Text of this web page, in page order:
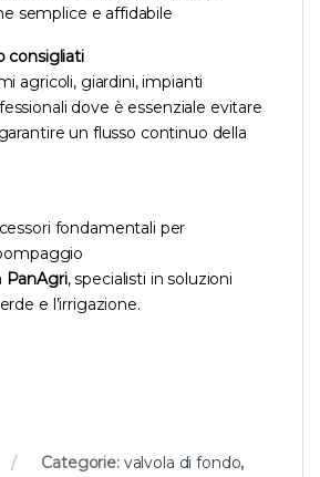
semplice e affidabile
consigliati
agricoli, giardini, impianti
dove è essenziale evitare
un flusso continuo della
fondamentali per
PanAgri, specialisti in soluzioni
e l’irrigazione.
Categorie: valvola di fondo,